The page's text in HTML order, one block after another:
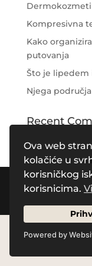
Ova web
kolačiće u
korisničkog
korisnicima.
Powered by
Kompresivna
Kako
putovanja
Što je lipedem
Njega
Recent
Designed by